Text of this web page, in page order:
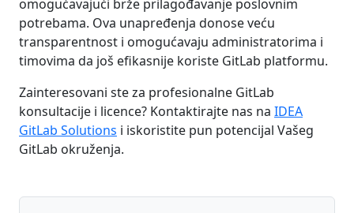
omogućavajući brže prilagođavanje poslovnim
potrebama. Ova unapređenja donose veću
transparentnost i omogućavaju administratorima i
timovima da još efikasnije koriste GitLab platformu.
Zainteresovani ste za profesionalne GitLab
konsultacije i licence? Kontaktirajte nas na IDEA
GitLab Solutions i iskoristite pun potencijal Vašeg
GitLab okruženja.